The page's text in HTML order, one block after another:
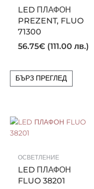
LED ПЛАФОН
PREZENT, FLUO
71300
56.75€ (111.00 лв.)
БЪРЗ ПРЕГЛЕД
ОСВЕТЛЕНИЕ
LED ПЛАФОН
FLUO 38201